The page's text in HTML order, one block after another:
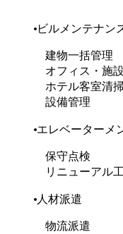
ビルメンテナン
建物一括管理
オフィス・施
ホテル客室清
設備管理
エレベーターメ
保守点検
リニューアル
人材派遣
物流派遣